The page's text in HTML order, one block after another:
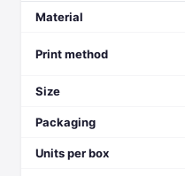
Material
Print method
Size
Packaging
Units per box